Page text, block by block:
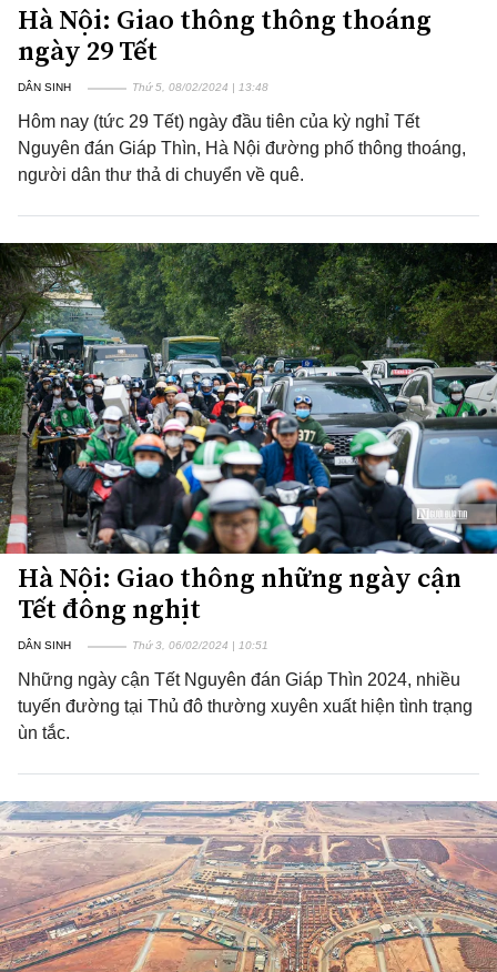
Hà Nội: Giao thông thông thoáng
ngày 29 Tết
DÂN SINH Thứ 5, 08/02/2024 | 13:48
Hôm nay (tức 29 Tết) ngày đầu tiên của kỳ nghỉ Tết
Nguyên đán Giáp Thìn, Hà Nội đường phố thông thoáng,
người dân thư thả di chuyển về quê.
Hà Nội: Giao thông những ngày cận
Tết đông nghịt
DÂN SINH Thứ 3, 06/02/2024 | 10:51
Những ngày cận Tết Nguyên đán Giáp Thìn 2024, nhiều
tuyến đường tại Thủ đô thường xuyên xuất hiện tình trạng
ùn tắc.